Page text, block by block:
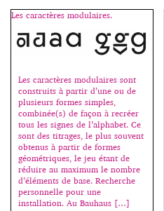
Les caractères modulaires.
Les caractères modulaires sont
construits à partir d’une ou de
plusieurs formes simples,
combinée(s) de façon à recréer
tous les signes de l’alphabet. Ce
sont des titrages, le plus souvent
obtenus à partir de formes
géométriques, le jeu étant de
réduire au maximum le nombre
d’éléments de base. Recherche
personnelle pour une
installation. Au Bauhaus […]